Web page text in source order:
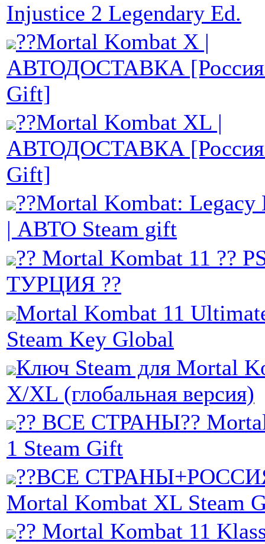
Injustice 2 Legendary Ed.
??Mortal Kombat X |
АВТОДОСТАВКА [Россия
Gift]
??Mortal Kombat XL |
АВТОДОСТАВКА [Россия
Gift]
??Mortal Kombat:
| АВТО Steam gift
?? Mortal Kombat 11 ??
ТУРЦИЯ ??
Mortal Kombat 11
Steam Key Global
Ключ Steam для Mortal
X/XL (глобальная версия)
?? ВСЕ СТРАНЫ??
1 Steam Gift
??ВСЕ
Mortal Kombat XL Steam
?? Mortal Kombat 11